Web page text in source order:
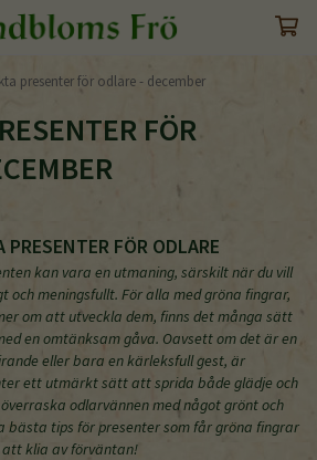
presenter för odlare - december
FÖR
PRESENTER FÖR ODLARE
kan vara en utmaning, särskilt när du vill
och meningsfullt. För alla med gröna fingrar,
om att utveckla dem, finns det många sätt
en omtänksam gåva. Oavsett om det är en
eller bara en kärleksfull gest, är
ett utmärkt sätt att sprida både glädje och
odlarvännen med något grönt och
bästa tips för presenter som får gröna fingrar
att klia av förväntan!